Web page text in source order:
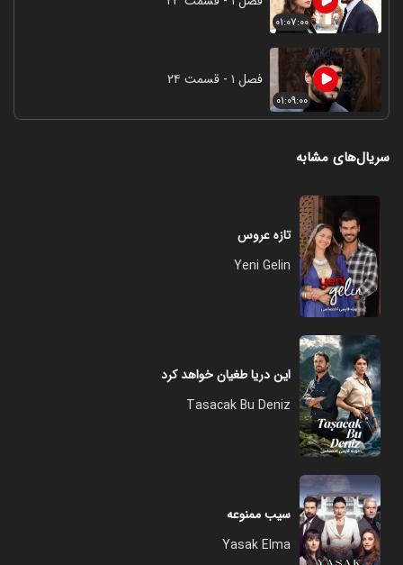
۰۱:۰۷:۰۰
۰۱:۰۹:۰۰
فصل ۱ - قسمت ۲۴
سریال‌های مشابه
تازه عروس
Yeni Gelin
این دریا طغیان خواهد کرد
Tasacak Bu Deniz
سیب ممنوعه
Yasak Elma